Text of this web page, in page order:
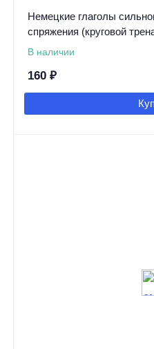
Немецкие глаголы
спряжения (круговой
В наличии
160 ₽